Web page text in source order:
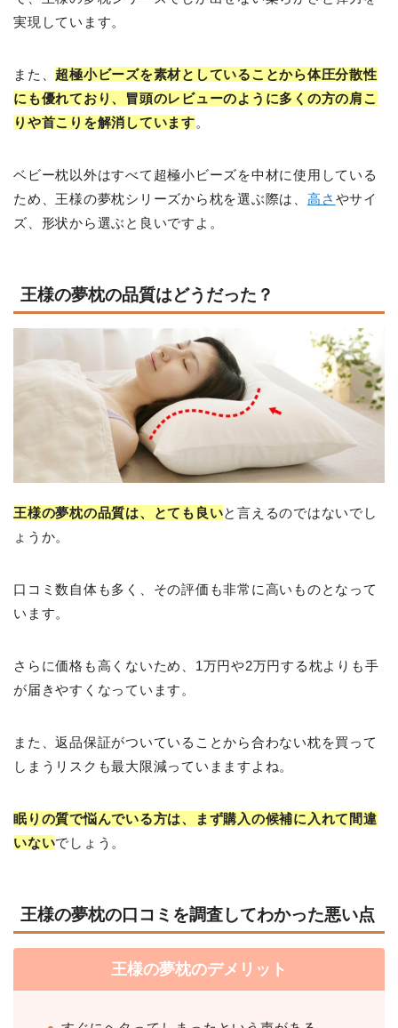
実現しています。
また、 超極小ビーズを素材としていることから体圧分散性
にも優れており、冒頭のレビューのように多くの方の肩こ
りや首こりを解消しています。
ベビー枕以外はすべて超極小ビーズを中材に使用している
ため、王様の夢枕シリーズから枕を選ぶ際は、 高さ やサイ
ズ、形状から選ぶと良いですよ。
王様の夢枕の品質はどうだった？
王様の夢枕の品質は、とても良いと言えるのではないでし
ょうか。
口コミ数自体も多く、その評価も非常に高いものとなって
います。
さらに価格も高くないため、1万円や2万円する枕よりも手
が届きやすくなっています。
また、返品保証がついていることから合わない枕を買って
しまうリスクも最大限減っていまますよね。
眠りの質で悩んでいる方は、まず購入の候補に入れて間違
いないでしょう。
王様の夢枕の口コミを調査してわかった悪い点
王様の夢枕のデメリット